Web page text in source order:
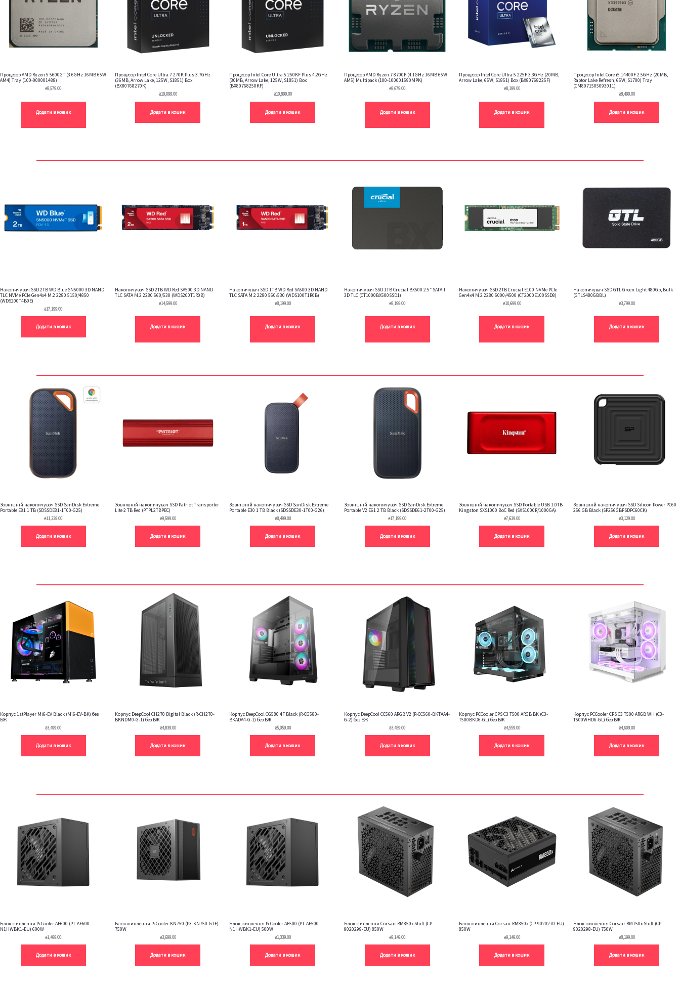
Процесор AMD Ryzen 5 5600GT (3.6GHz 16MB 65W
AM4) Tray (100-000001488)
₴8,579.00
Додати в кошик
Процесор Intel Core Ultra 7 270K Plus 3.7GHz
(36MB, Arrow Lake, 125W, S1851) Box
(BX80768270K)
₴19,099.00
Додати в кошик
Процесор Intel Core Ultra 5 250KF Plus 4.2GHz
(30MB, Arrow Lake, 125W, S1851) Box
(BX80768250KF)
₴10,899.00
Додати в кошик
Процесор AMD Ryzen 7 8700F (4.1GHz 16MB 65W
AM5) Multipack (100-100001590MPK)
₴8,679.00
Додати в кошик
Процесор Intel Core Ultra 5 225F 3.3GHz (20MB,
Arrow Lake, 65W, S1851) Box (BX80768225F)
₴8,199.00
Додати в кошик
Процесор Intel Core i5 14400F 2.5GHz (20MB,
Raptor Lake Refresh, 65W, S1700) Tray
(CM8071505093011)
₴8,499.00
Додати в кошик
Накопичувач SSD 2TB WD Blue SN5000 3D NAND
TLC NVMe PCIe Gen4x4 M.2 2280 5150/4850
(WDS200T4B0E)
₴17,199.00
Додати в кошик
Накопичувач SSD 2TB WD Red SA500 3D NAND
TLC SATA M.2 2280 560/530 (WDS200T1R0B)
₴14,599.00
Додати в кошик
Накопичувач SSD 1TB WD Red SA500 3D NAND
TLC SATA M.2 2280 560/530 (WDS100T1R0B)
₴8,199.00
Додати в кошик
Накопичувач SSD 1TB Crucial BX500 2.5″ SATAIII
3D TLC (CT1000BX500SSD1)
₴8,199.00
Додати в кошик
Накопичувач SSD 2TB Crucial E100 NVMe PCIe
Gen4x4 M.2 2280 5000/4500 (CT2000E100SSD8)
₴10,699.00
Додати в кошик
Накопичувач SSD GTL Green Light 480Gb, Bulk
(GTLS480GBBL)
₴3,799.00
Додати в кошик
Зовнішній накопичувач SSD SanDisk Extreme
Portable E81 1 TB (SDSSDE81-1T00-G25)
₴11,329.00
Додати в кошик
Зовнішній накопичувач SSD Patriot Transporter
Lite 2 TB Red (PTPL2TBPEC)
₴9,599.00
Додати в кошик
Зовнішній накопичувач SSD SanDisk Extreme
Portable E30 1 TB Black (SDSSDE30-1T00-G26)
₴8,499.00
Додати в кошик
Зовнішній накопичувач SSD SanDisk Extreme
Portable V2 E61 2 TB Black (SDSSDE61-2T00-G25)
₴17,199.00
Додати в кошик
Зовнішній накопичувач SSD Portable USB 1.0ТB
Kingston SXS1000 BoC Red (SXS1000R/1000GA)
₴7,639.00
Додати в кошик
Зовнішній накопичувач SSD Silicon Power PC60
256 GB Black (SP256GBPSDPC60CK)
₴3,129.00
Додати в кошик
Корпус 1stPlayer Mi6-EV Black (Mi6-EV-BK) без
БЖ
₴3,499.00
Додати в кошик
Корпус DeepCool CH270 Digital Black (R-CH270-
BKNDM0-G-1) без БЖ
₴4,839.00
Додати в кошик
Корпус DeepCool CG580 4F Black (R-CG580-
BKADA4-G-1) без БЖ
₴5,059.00
Додати в кошик
Корпус DeepCool CC560 ARGB V2 (R-CC560-BKTAA4-
G-2) без БЖ
₴3,459.00
Додати в кошик
Корпус PCCooler CPS C3 T500 ARGB BK (C3-
T500BKD6-GL) без БЖ
₴4,559.00
Додати в кошик
Корпус PCCooler CPS C3 T500 ARGB WH (C3-
T500WHD6-GL) без БЖ
₴4,609.00
Додати в кошик
Блок живлення PcCooler AF600 (P1-AF600-
N1HWBK1-EU) 600W
₴1,499.00
Додати в кошик
Блок живлення PcCooler KN750 (P3-KN750-G1F)
750W
₴3,699.00
Додати в кошик
Блок живлення PcCooler AF500 (P1-AF500-
N1HWBK1-EU) 500W
₴1,339.00
Додати в кошик
Блок живлення Corsair RM850x Shift (CP-
9020299-EU) 850W
₴9,149.00
Додати в кошик
Блок живлення Corsair RM850x (CP-9020270-EU)
850W
₴9,149.00
Додати в кошик
Блок живлення Corsair RM750x Shift (CP-
9020298-EU) 750W
₴8,199.00
Додати в кошик